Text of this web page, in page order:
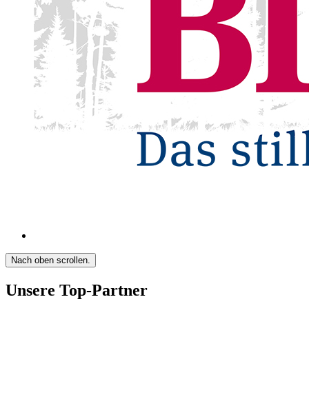
Nach oben scrollen.
Unsere Top-Partner